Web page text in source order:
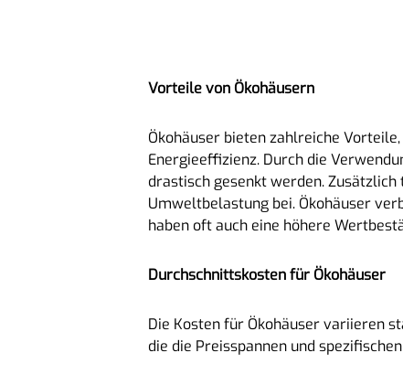
Vorteile von Ökohäusern
Ökohäuser bieten zahlreiche
Energieeffizienz. Durch die
drastisch gesenkt werden.
Umweltbelastung bei. Ökohäuser
haben oft auch eine höhere
Durchschnittskosten für Ökohäuser
Die Kosten für Ökohäuser variieren
die die Preisspannen und